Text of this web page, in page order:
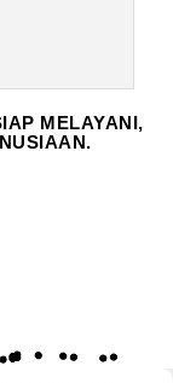
MELAYANI,